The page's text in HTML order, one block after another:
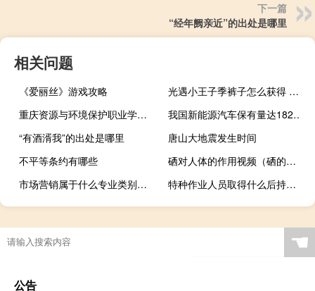
下一篇
“经年阙亲近”的出处是哪里
相关问题
《爱丽丝》游戏攻略
光遇小王子季裤子怎么获得 光遇小王子季先祖位置
重庆资源与环境保护职业学院的专业有哪些
我国新能源汽车保有量达1821万辆
“有酒湑我”的出处是哪里
唐山大地震发生时间
不平等条约有哪些
硒对人体的作用视频（硒的功效与作用视频）
市场营销属于什么专业类别国考（市场营销属于什么专业类别）
特种作业人员取得什么后持证上岗
☚
公告